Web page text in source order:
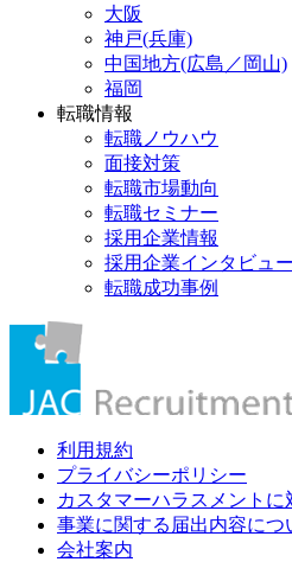
大阪
神戸(兵庫)
中国地方(広島／岡山)
福岡
転職情報
転職ノウハウ
面接対策
転職市場動向
転職セミナー
採用企業情報
採用企業インタビュー
転職成功事例
利用規約
プライバシーポリシー
カスタマーハラスメントに
事業に関する届出内容につ
会社案内